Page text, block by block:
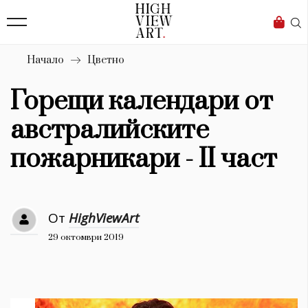
Бизнес
Мода
Dialogue
Изкуство
4340
Красота
Дизайн
Книги
Начало Цветно
Горещи календари от
австралийските
пожарникари - II част
От HighViewArt
29 октомври 2019